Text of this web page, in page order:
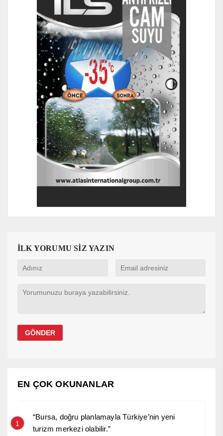
İLK YORUMU SİZ YAZIN
EN ÇOK OKUNANLAR
1
“Bursa, doğru planlamayla Türkiye’nin yeni
turizm merkezi olabilir.”